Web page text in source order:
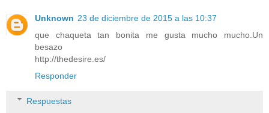
Unknown 23 de diciembre de 2015 a las 10:37
que chaqueta tan bonita me gusta mucho mucho.Un
besazo
http://thedesire.es/
Responder
Respuestas